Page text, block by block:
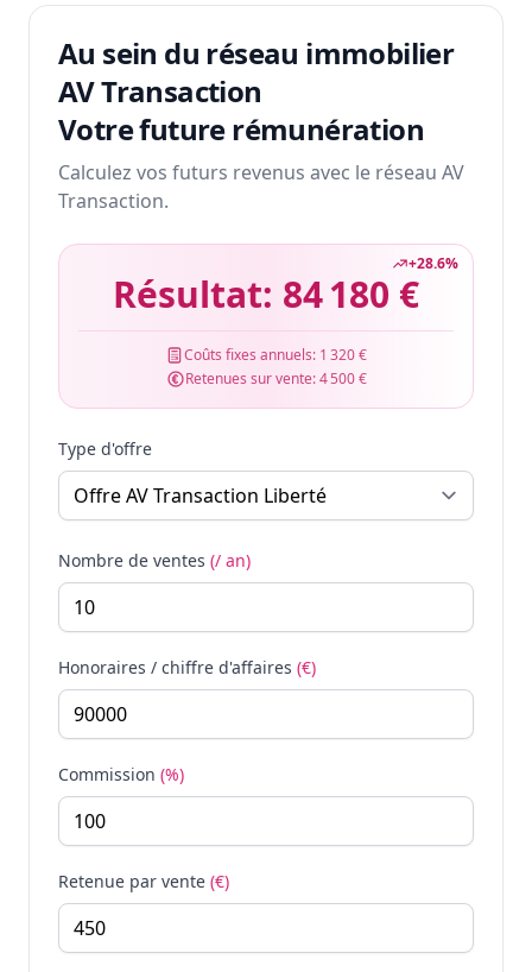
Au sein du réseau immobilier
AV Transaction
Votre future rémunération
Calculez vos futurs revenus avec le réseau AV
Transaction.
+28.6%
Résultat: 84 180 €
Coûts fixes annuels: 1 320 €
Retenues sur vente:4 500 €
Type d'offre
Nombre de ventes (/ an)
Honoraires / chiffre d'affaires (€)
Commission (%)
Retenue par vente (€)